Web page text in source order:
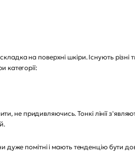
на поверхні шкіри. Існують різні
категорії:
не придивляючись. Тонкі лінії
дуже помітні і мають тенденцію бути